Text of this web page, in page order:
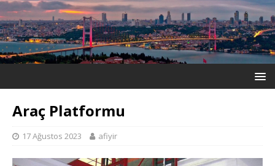
Araç Platformu
17 Ağustos 2023 afiyir